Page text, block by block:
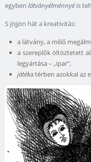
egyben látványélménnyé is
S jöjjön hát a kreativitás:
a látvány, a miliő
a szereplők öltöztetett
legyártása – „ipar”,
játéka térben azokkal az